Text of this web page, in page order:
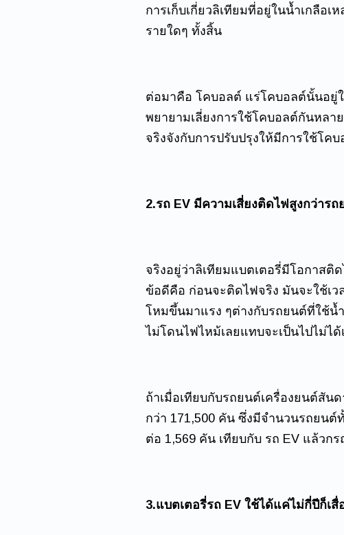
การเก็บเกี่ยวลิเทียมที่อยู่ในน้ำเกลือ
รายใดๆ ทั้งสิ้น
ต่อมาคือ โคบอลต์ แร่โคบอลต์นั้นอยู่
พยายามเลี่ยงการใช้โคบอลต์กันหล
จริงจังกับการปรับปรุงให้มีการใช้โค
2.รถ EV มีความเสี่ยงติดไฟสูงกว่ารถ
จริงอยู่ว่าลิเทียมแบตเตอรี่มีโอกาสติ
ข้อดีคือ ก่อนจะติดไฟจริง มันจะใช้เ
โหมขึ้นมาแรง ๆต่างกับรถยนต์ที่ใช้น้
ไม่โดนไฟไหม้เลยแทบจะเป็นไปไม่ไ
ถ้าเมื่อเทียบกับรถยนต์เครื่องยนต์สัน
กว่า 171,500 คัน ซึ่งมีจำนวนรถยนต์
ต่อ 1,569 คัน เทียบกับ รถ EV แล้วก
3.แบตเตอรี่รถ EV ใช้ได้แค่ไม่กี่ปีก็เสื่